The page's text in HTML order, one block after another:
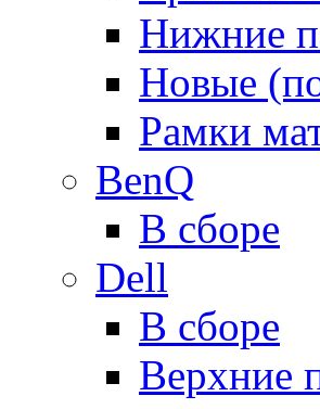
Нижние
Новые
Рамки
BenQ
В сборе
Dell
В сборе
Верхние